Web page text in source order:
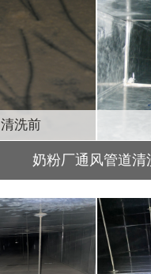
清洗前
奶粉厂通风管道清